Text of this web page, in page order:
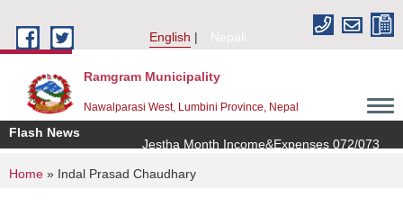
English
Nepali
Ramgram Municipality
Nawalparasi West, Lumbini Province, Nepal
Flash News
Jestha Month Income&Expenses 072/073
You are here
Home » Indal Prasad Chaudhary